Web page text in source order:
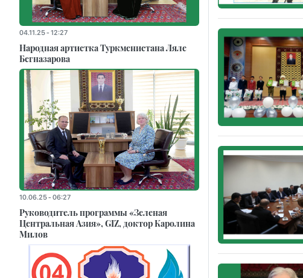
04.11.25 - 12:27
Народная артистка Туркменистана Ляле
Бегназарова
10.06.25 - 06:27
Руководитель программы «Зеленая
Центральная Азия», GIZ, доктор Каролина
Милов